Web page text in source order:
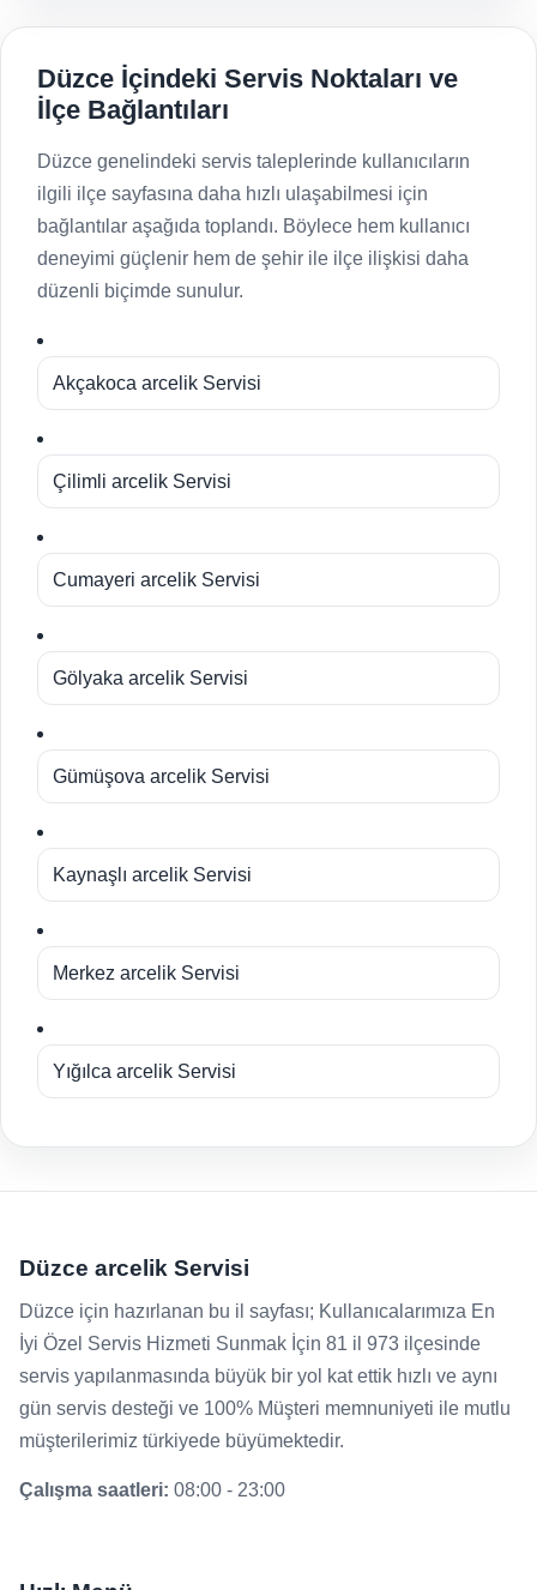
Düzce İçindeki Servis Noktaları ve
İlçe Bağlantıları
Düzce genelindeki servis taleplerinde kullanıcıların
ilgili ilçe sayfasına daha hızlı ulaşabilmesi için
bağlantılar aşağıda toplandı. Böylece hem kullanıcı
deneyimi güçlenir hem de şehir ile ilçe ilişkisi daha
düzenli biçimde sunulur.
Akçakoca arcelik Servisi
Çilimli arcelik Servisi
Cumayeri arcelik Servisi
Gölyaka arcelik Servisi
Gümüşova arcelik Servisi
Kaynaşlı arcelik Servisi
Merkez arcelik Servisi
Yığılca arcelik Servisi
Düzce arcelik Servisi
Düzce için hazırlanan bu il sayfası; Kullanıcalarımıza En
İyi Özel Servis Hizmeti Sunmak İçin 81 il 973 ilçesinde
servis yapılanmasında büyük bir yol kat ettik hızlı ve aynı
gün servis desteği ve 100% Müşteri memnuniyeti ile mutlu
müşterilerimiz türkiyede büyümektedir.
Çalışma saatleri: 08:00 - 23:00